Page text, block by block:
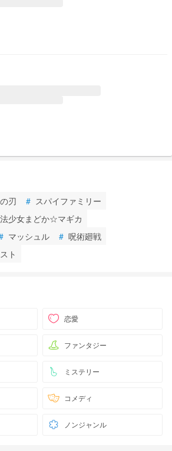
刃 # スパイファミリー
少女まどか☆マギカ
マッシュル # 呪術廻戦
ト
恋愛
ファンタジー
ミステリー
コメディ
ノンジャンル